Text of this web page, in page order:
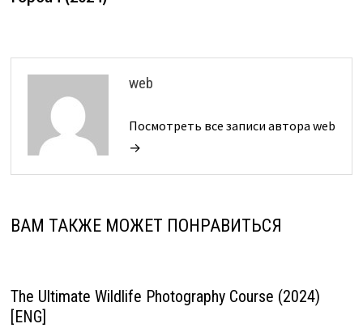
web
Посмотреть все записи автора web
→
ВАМ ТАКЖЕ МОЖЕТ ПОНРАВИТЬСЯ
The Ultimate Wildlife Photography Course (2024)
[ENG]